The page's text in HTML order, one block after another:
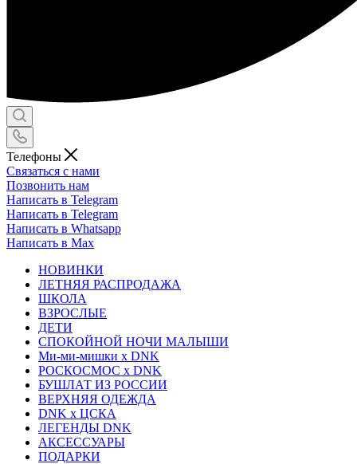
Телефоны
Связаться с нами
Позвонить нам
Написать в Telegram
Написать в Telegram
Написать в Whatsapp
Написать в Max
НОВИНКИ
ЛЕТНЯЯ РАСПРОДАЖА
ШКОЛА
ВЗРОСЛЫЕ
ДЕТИ
СПОКОЙНОЙ НОЧИ МАЛЫШИ
Ми-ми-мишки x DNK
РОСКОСМОС x DNK
БУШЛАТ ИЗ РОССИИ
ВЕРХНЯЯ ОДЕЖДА
DNK x ЦСКА
ЛЕГЕНДЫ DNK
АКСЕССУАРЫ
ПОДАРКИ